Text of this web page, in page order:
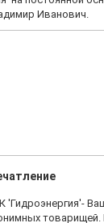
Иванович.
'Гидроэнергия'-